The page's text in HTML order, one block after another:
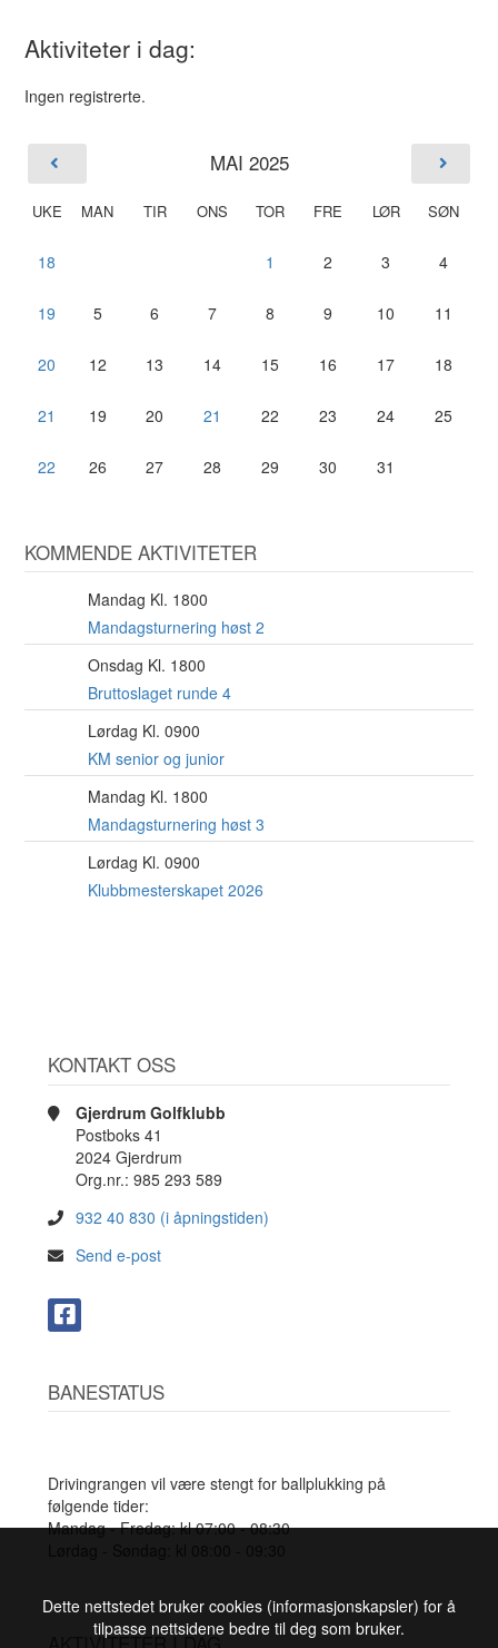
Aktiviteter i dag:
Ingen registrerte.
MAI 2025
UKE MAN TIR ONS TOR FRE LØR SØN
18 1 2 3 4
19 5 6 7 8 9 10 11
20 12 13 14 15 16 17 18
21 19 20 21 22 23 24 25
22 26 27 28 29 30 31
KOMMENDE AKTIVITETER
Mandag Kl. 1800
Mandagsturnering høst 2
Onsdag Kl. 1800
Bruttoslaget runde 4
Lørdag Kl. 0900
KM senior og junior
Mandag Kl. 1800
Mandagsturnering høst 3
Lørdag Kl. 0900
Klubbmesterskapet 2026
KONTAKT OSS
Gjerdrum Golfklubb
Postboks 41
2024 Gjerdrum
Org.nr.: 985 293 589
932 40 830 (i åpningstiden)
Send e-post
BANESTATUS
Drivingrangen vil være stengt for ballplukking på
følgende tider:
Mandag - Fredag: kl 07:00 - 08:30
Dette nettstedet bruker cookies (informasjonskapsler) for å
tilpasse nettsidene bedre til deg som bruker.